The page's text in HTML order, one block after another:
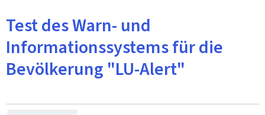
Test des Warn- und
Informationssystems für die
Bevölkerung "LU-Alert"